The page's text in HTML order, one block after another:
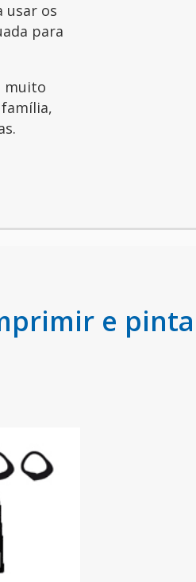
usar os
para
muito
e